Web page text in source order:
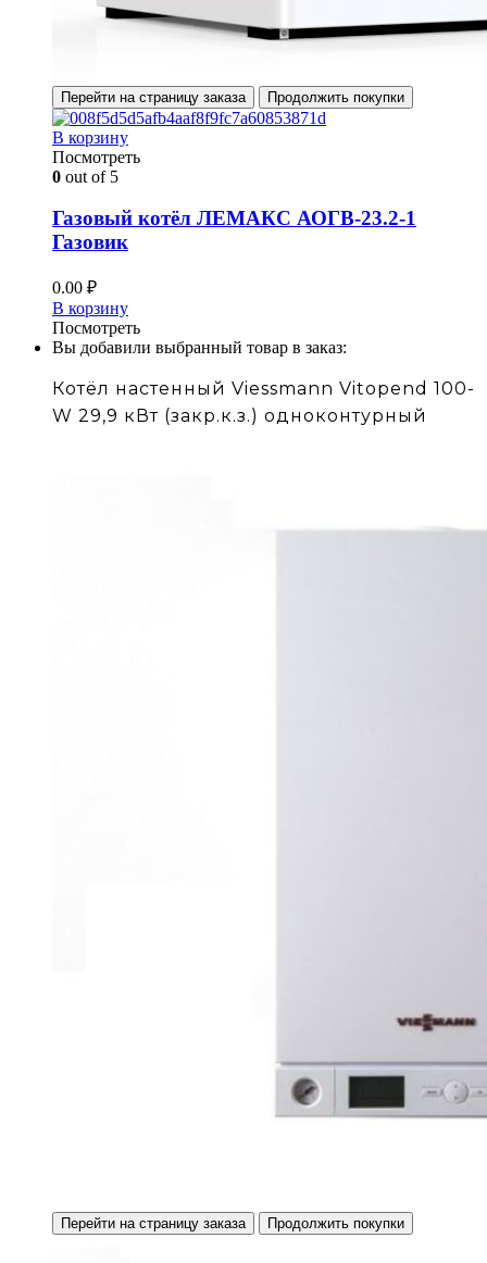
Перейти на страницу заказа Продолжить покупки
В корзину
Посмотреть
0 out of 5
Газовый котёл ЛЕМАКС АОГВ-23.2-1
Газовик
0.00 ₽
В корзину
Посмотреть
Вы добавили выбранный товар в заказ:
Котёл настенный Viessmann Vitopend 100-
W 29,9 кВт (закр.к.з.) одноконтурный
Перейти на страницу заказа Продолжить покупки